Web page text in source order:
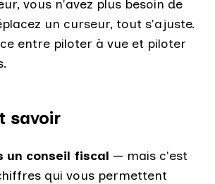
vous n'avez plus besoin de
un curseur, tout s'ajuste.
entre piloter à vue et piloter
savoir
un conseil fiscal — mais c'est
qui vous permettent